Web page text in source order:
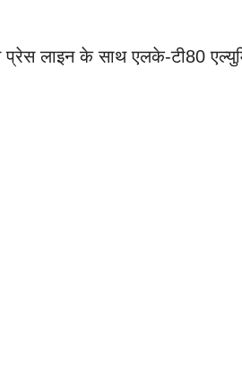
लाइन के साथ एलके-टी80